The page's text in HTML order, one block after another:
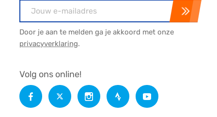
Door je aan te melden ga je akkoord met onze
privacyverklaring.
Volg ons online!